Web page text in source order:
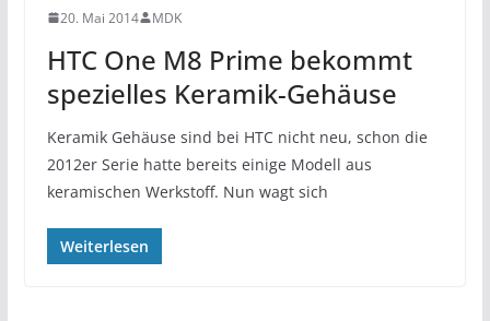
20. Mai 2014 MDK
HTC One M8 Prime bekommt
spezielles Keramik-Gehäuse
Keramik Gehäuse sind bei HTC nicht neu, schon die
2012er Serie hatte bereits einige Modell aus
keramischen Werkstoff. Nun wagt sich
Weiterlesen